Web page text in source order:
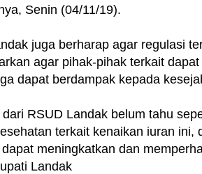
Senin (04/11/19).
juga berharap agar regulasi
agar pihak-pihak terkait
dapat berdampak kepada
RSUD Landak belum tahu
terkait kenaikan iuran ini,
meningkatkan dan
Landak